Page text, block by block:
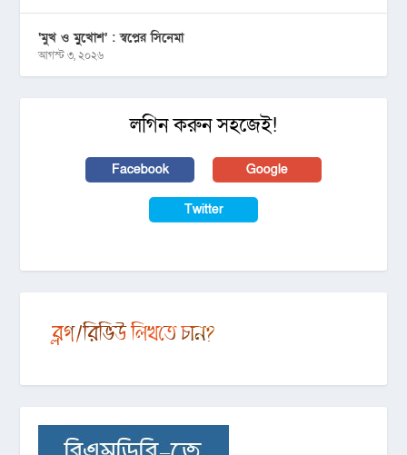
‘মুখ ও মু্খোশ’ : স্বপ্নের সিনেমা
আগস্ট ৩, ২০২৬
লগিন করুন সহজেই!
Facebook Google
Twitter